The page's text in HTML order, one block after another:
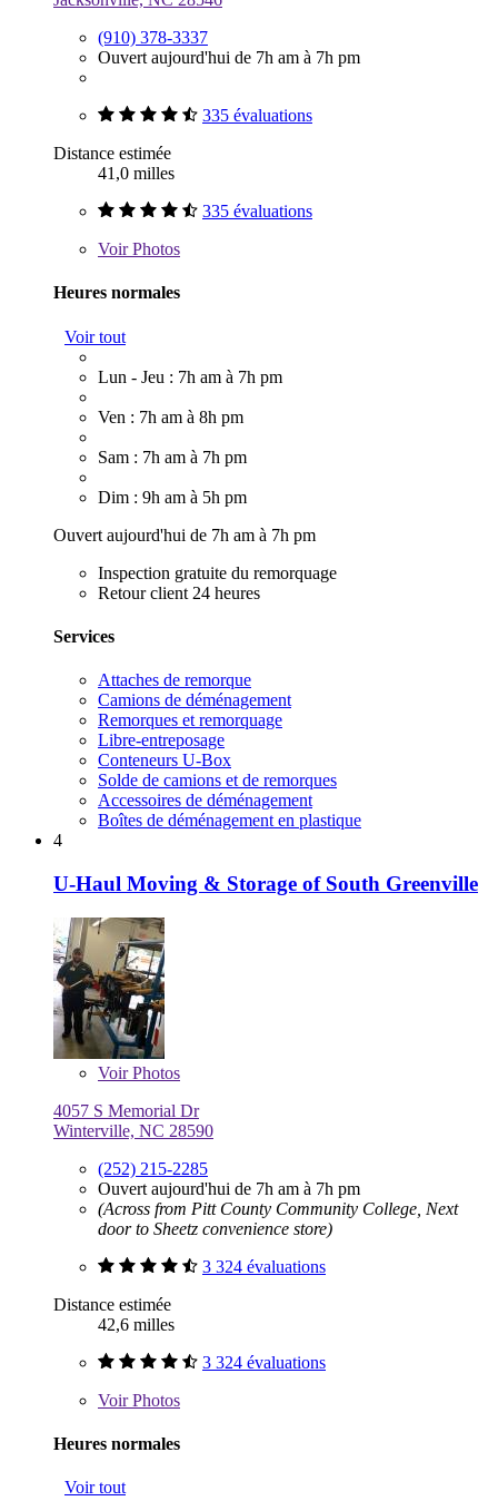
(910) 378-3337
Ouvert aujourd'hui de 7h am à 7h pm
335 évaluations
Distance estimée
41,0 milles
335 évaluations
VoirPhotos
Heures normales
Voir tout
Lun - Jeu : 7h am à 7h pm
Ven : 7h am à 8h pm
Sam : 7h am à 7h pm
Dim : 9h am à 5h pm
Ouvert aujourd'hui de 7h am à 7h pm
Inspection gratuite du remorquage
Retour client 24 heures
Services
Attaches de remorque
Camions de déménagement
Remorques et remorquage
Libre-entreposage
Conteneurs U-Box
Solde de camions et de remorques
Accessoires de déménagement
Boîtes de déménagement en plastique
4
U-Haul Moving & Storage of South Greenville
VoirPhotos
4057 S Memorial Dr
Winterville, NC 28590
(252) 215-2285
Ouvert aujourd'hui de 7h am à 7h pm
(Across from Pitt County Community College, Next
door to Sheetz convenience store)
3 324 évaluations
Distance estimée
42,6 milles
3 324 évaluations
VoirPhotos
Heures normales
Voir tout